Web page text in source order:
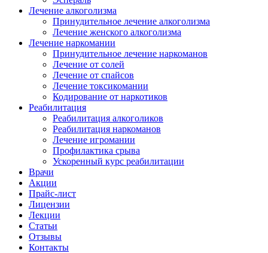
Лечение алкоголизма
Принудительное лечение алкоголизма
Лечение женского алкоголизма
Лечение наркомании
Принудительное лечение наркоманов
Лечение от солей
Лечение от спайсов
Лечение токсикомании
Кодирование от наркотиков
Реабилитация
Реабилитация алкоголиков
Реабилитация наркоманов
Лечение игромании
Профилактика срыва
Ускоренный курс реабилитации
Врачи
Акции
Прайс-лист
Лицензии
Лекции
Статьи
Отзывы
Контакты